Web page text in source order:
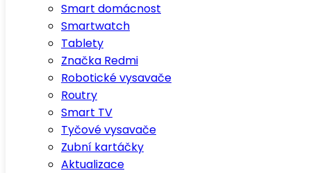
Smart domácnost
Smartwatch
Tablety
Značka Redmi
Robotické vysavače
Routry
Smart TV
Tyčové vysavače
Zubní kartáčky
Aktualizace